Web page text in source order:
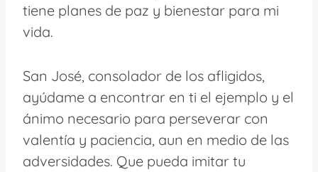
tiene planes de paz y bienestar para mi
vida.
San José, consolador de los afligidos,
ayúdame a encontrar en ti el ejemplo y el
ánimo necesario para perseverar con
valentía y paciencia, aun en medio de las
adversidades. Que pueda imitar tu